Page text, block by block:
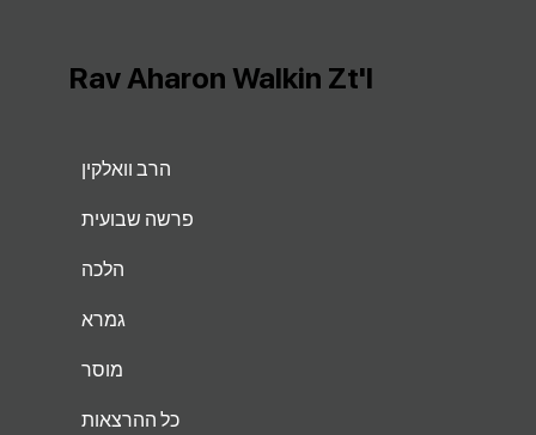
הרב וואלקין
פרשה שבועית
הלכה
גמרא
מוסר
כל ההרצאות
Rav Aharon Walkin Zt'l